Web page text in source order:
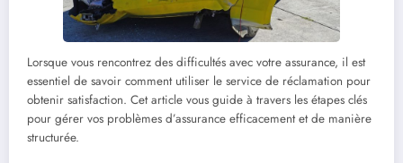
Lorsque vous rencontrez des difficultés avec votre assurance, il est
essentiel de savoir comment utiliser le service de réclamation pour
obtenir satisfaction. Cet article vous guide à travers les étapes clés
pour gérer vos problèmes d’assurance efficacement et de manière
structurée.